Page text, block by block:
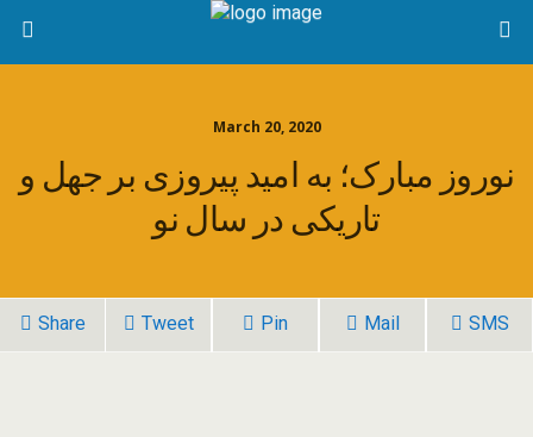
March 20, 2020
نوروز مبارک؛ به امید پیروزی بر جهل و
تاریکی در سال نو
Share Tweet Pin Mail SMS